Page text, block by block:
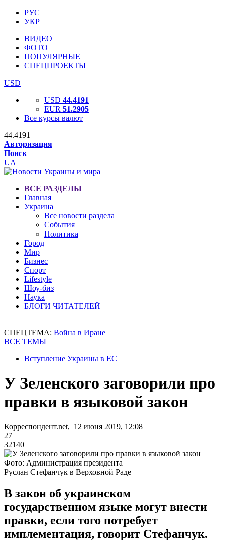
РУС
УКР
ВИДЕО
ФОТО
ПОПУЛЯРНЫЕ
СПЕЦПРОЕКТЫ
USD
USD 44.4191
EUR 51.2905
Все курсы валют
44.4191
Авторизация
Поиск
UA
ВСЕ РАЗДЕЛЫ
Главная
Украина
Все новости раздела
События
Политика
Город
Мир
Бизнес
Спорт
Lifestyle
Шоу-биз
Наука
БЛОГИ ЧИТАТЕЛЕЙ
СПЕЦТЕМА: Война в Иране
ВСЕ ТЕМЫ
Вступление Украины в ЕС
У Зеленского заговорили про
правки в языковой закон
Корреспондент.net, 12 июня 2019, 12:08
27
32140
Фото: Администрация президента
Руслан Стефанчук в Верховной Раде
В закон об украинском
государственном языке могут внести
правки, если того потребует
имплементация, говорит Стефанчук.